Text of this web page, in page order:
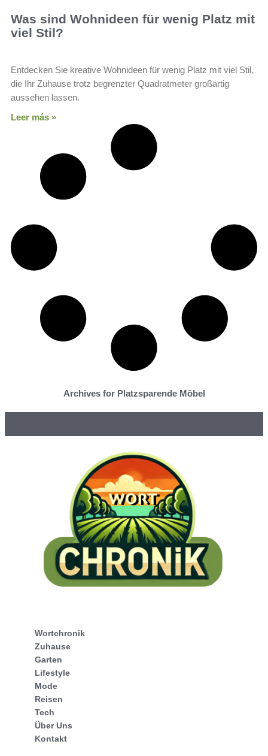
Was sind Wohnideen für wenig Platz mit
viel Stil?
Entdecken Sie kreative Wohnideen für wenig Platz mit viel Stil,
die Ihr Zuhause trotz begrenzter Quadratmeter großartig
aussehen lassen.
Leer más »
Archives for Platzsparende Möbel
Wortchronik
Zuhause
Garten
Lifestyle
Mode
Reisen
Tech
Über Uns
Kontakt